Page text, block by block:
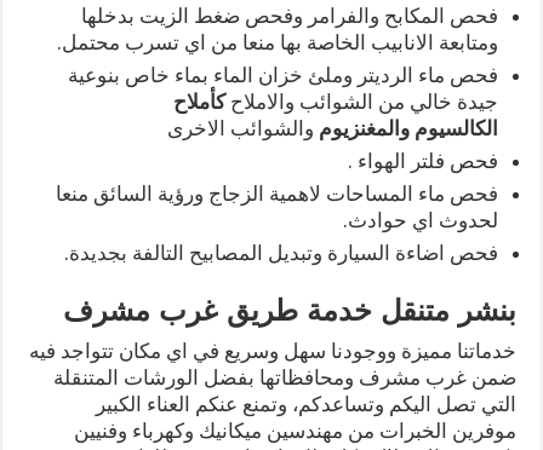
فحص المكابح والفرامر وفحص ضغط الزيت بدخلها
ومتابعة الانابيب الخاصة بها منعا من اي تسرب محتمل.
فحص ماء الرديتر وملئ خزان الماء بماء خاص بنوعية
جيدة خالي من الشوائب والاملاحكأملاح
الكالسيوم والمغنزيوم والشوائب الاخرى
فحص فلتر الهواء .
فحص ماء المساحات لاهمية الزجاج ورؤية السائق منعا
لحدوث اي حوادث.
فحص اضاءة السيارة وتبديل المصابيح التالفة بجديدة.
بنشر متنقل خدمة طريق غرب مشرف
خدماتنا مميزة ووجودنا سهل وسريع في اي مكان تتواجد فيه
ضمن غرب مشرف ومحافظاتها بفضل الورشات المتنقلة
التي تصل اليكم وتساعدكم، وتمنع عنكم العناء الكبير
موفرين الخبرات من مهندسين ميكانيك وكهرباء وفنيين